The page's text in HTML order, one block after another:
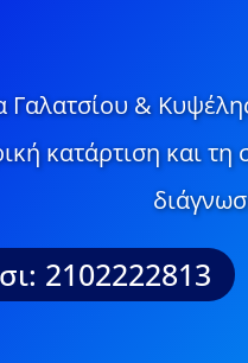
Γαλατσίου &
κατάρτιση και
2102222813